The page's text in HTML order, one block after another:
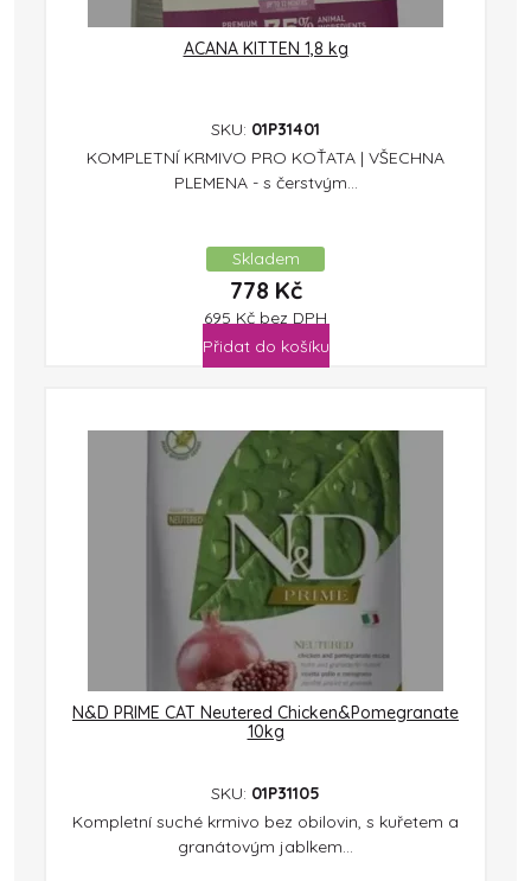
ACANA KITTEN 1,8 kg
SKU: 01P31401
KOMPLETNÍ KRMIVO PRO KOŤATA | VŠECHNA
PLEMENA - s čerstvým...
Skladem
778 Kč
695 Kč bez DPH
Přidat do košíku
N&D PRIME CAT Neutered Chicken&Pomegranate
10kg
SKU: 01P31105
Kompletní suché krmivo bez obilovin, s kuřetem a
granátovým jablkem...